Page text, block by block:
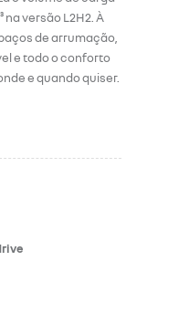
versão L2H2. À
de arrumação,
e todo o conforto
e quando quiser.